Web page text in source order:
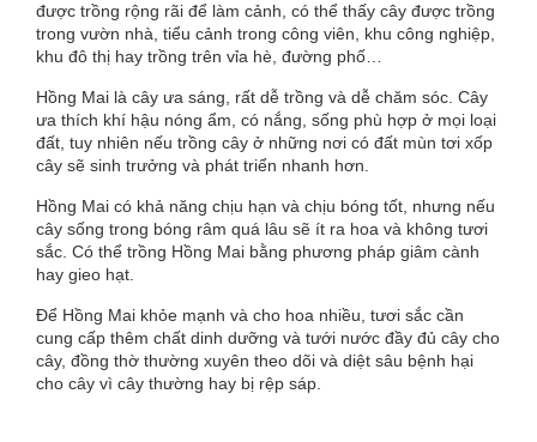
được trồng rộng rãi để làm cảnh, có thể thấy cây được trồng
trong vườn nhà, tiểu cảnh trong công viên, khu công nghiệp,
khu đô thị hay trồng trên vỉa hè, đường phố…
Hồng Mai là cây ưa sáng, rất dễ trồng và dễ chăm sóc. Cây
ưa thích khí hậu nóng ẩm, có nắng, sống phù hợp ở mọi loại
đất, tuy nhiên nếu trồng cây ở những nơi có đất mùn tơi xốp
cây sẽ sinh trưởng và phát triển nhanh hơn.
Hồng Mai có khả năng chịu hạn và chịu bóng tốt, nhưng nếu
cây sống trong bóng râm quá lâu sẽ ít ra hoa và không tươi
sắc. Có thể trồng Hồng Mai bằng phương pháp giâm cành
hay gieo hạt.
Để Hồng Mai khỏe mạnh và cho hoa nhiều, tươi sắc cần
cung cấp thêm chất dinh dưỡng và tưới nước đầy đủ cây cho
cây, đồng thờ thường xuyên theo dõi và diệt sâu bệnh hại
cho cây vì cây thường hay bị rệp sáp.